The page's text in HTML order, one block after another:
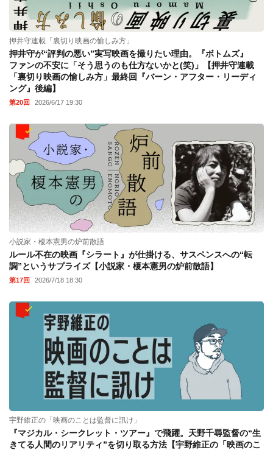
押井守連載「裏切り映画の愉しみ方」
押井守が“評判の悪い”実写映画を撮りたい理由。『ボトムズ』
ファンの不安に「そう思うのも仕方ないかと(笑)」【押井守連載
「裏切り映画の愉しみ方」最終回『バーン・アフター・リーディ
ング』後編】
第20回 2026/6/17 19:30
小説家・榎本憲男の炉前散語
ルール不在の映画『シラート』が仕掛ける、サスペンスへの“転
調”というサプライズ【小説家・榎本憲男の炉前散語】
第17回 2026/7/18 18:30
宇野維正の「映画のことは監督に訊け」
『マジカル・シークレット・ツアー』で飛躍。天野千尋監督の“生
きてる人間のリアリティ”を切り取る方法【宇野維正の「映画のこ